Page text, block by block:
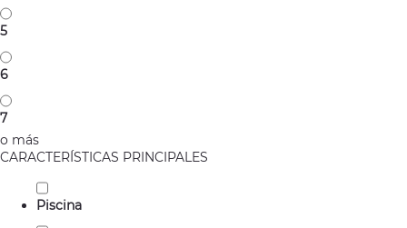
5
6
7
o más
CARACTERÍSTICAS PRINCIPALES
Piscina